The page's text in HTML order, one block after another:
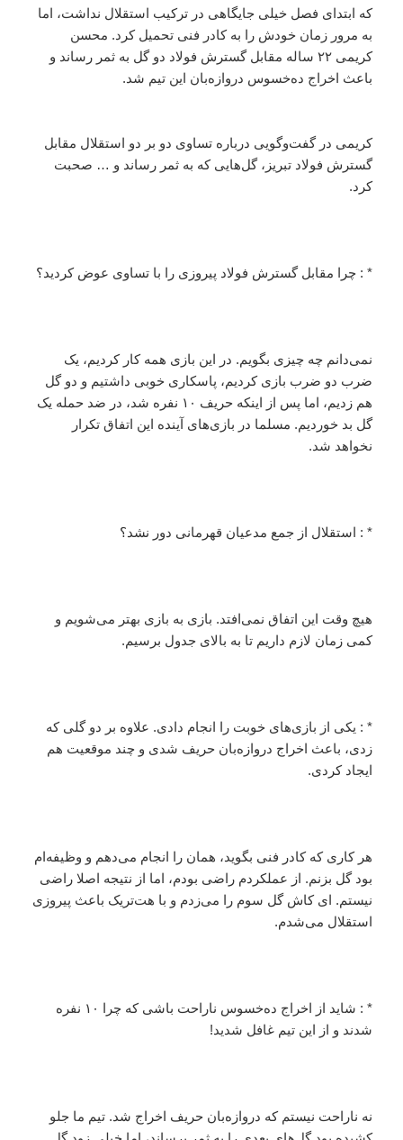
که ابتدای فصل خیلی جایگاهی در ترکیب استقلال نداشت، اما
به مرور زمان خودش را به کادر فنی تحمیل کرد. محسن
کریمی ۲۲ ساله مقابل گسترش فولاد دو گل به ثمر رساند و
باعث اخراج ده‌خسوس دروازه‌بان این تیم شد.
کریمی در گفت‌وگویی درباره تساوی دو بر دو استقلال مقابل
گسترش فولاد تبریز، گل‌هایی که به ثمر رساند و … صحبت‌
کرد.
* : چرا مقابل گسترش فولاد پیروزی را با تساوی عوض کردید؟
نمی‌دانم چه چیزی بگویم. در این بازی همه کار کردیم، یک
ضرب دو ضرب بازی کردیم، پاسکاری‌ خوبی داشتیم و دو گل
هم زدیم، اما پس از اینکه حریف ۱۰ نفره شد، در ضد حمله یک
گل بد خوردیم. مسلما در بازی‌های آینده این اتفاق تکرار
نخواهد شد.
* : استقلال از جمع مدعیان قهرمانی دور نشد؟
هیچ وقت این اتفاق نمی‌افتد. بازی به بازی بهتر می‌شویم و
کمی زمان لازم داریم تا به بالای جدول برسیم.
* : یکی از بازی‌های خوبت را انجام دادی. علاوه بر دو گلی که
زدی، باعث اخراج دروازه‌بان حریف شدی و چند موقعیت هم
ایجاد کردی.
هر کاری که کادر فنی بگوید، همان را انجام می‌دهم و وظیفه‌ام
بود گل بزنم. از عملکردم راضی بودم، اما از نتیجه اصلا راضی
نیستم. ای کاش گل سوم را می‌زدم و با هت‌تریک باعث پیروزی
استقلال می‌شدم.
* : شاید از اخراج ده‌خسوس ناراحت باشی که چرا ۱۰ نفره
شدند و از این تیم غافل شدید!
نه ناراحت نیستم که دروازه‌بان حریف اخراج شد. تیم ما جلو